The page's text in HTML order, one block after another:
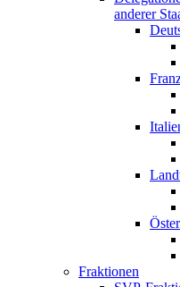
anderer
Fraktionen